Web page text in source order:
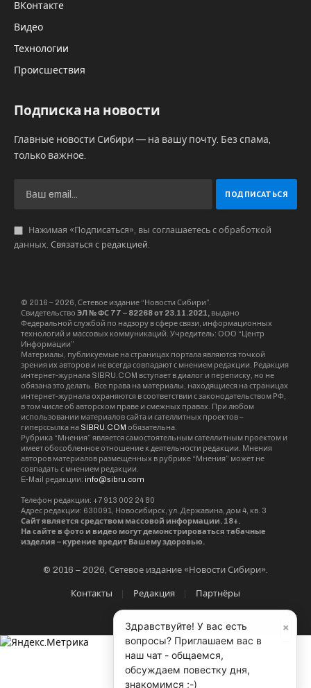
ВКонтакте
Видео
Технологии
Происшествия
Подписка на новости
Главные новости Сибири — на вашу почту. Без спама,
только важное.
Нажимая «Подписаться», вы соглашаетесь с обработкой
данных. Связаться с редакцией.
© 2016 – 2026, Сетевое издание “Новости Сибири”.
Свидетельство ЭЛ № ФС 77 – 82268 от 23.11.2021, выдано
Федеральной службой по надзору в сфере связи, информационных
технологий и массовых коммуникаций. Учредитель: ООО “Центр
Информации”
Материалы, публикуемые на страницах портала являются точкой
зрения их авторов и не всегда совпадают с мнением редакции. Редакция
интернет-журнала SIBRU.COM вступает в диалог и переписку, но не
обязана это делать. Все права на материалы, находящиеся на страницах
интернет-журнала охраняются в соответствии с законодательством РФ,
в том числе об авторском праве и смежных правах. При любом
использовании материалов сайта и сателлитных проектов –
гиперссылка на SIBRU.COM обязательна.
Рубрика “Мнения” является самостоятельным сателлитным проектом и
имеет обособленное отношение к деятельности редакции. Мнения
авторов материалов размещенных в рубрике “Мнения” может не
совпадать с мнением редакции.
E-Mail редакции: info@sibru.com
Телефон редакции: +7 913 002 24 80
Адрес редакции: 630091, Новосибирск, ул. Державина, дом 4, кв. 3
Сайт является средством массовой информации. 18+.
На сайте в фото и видео могут демонстрироваться табачные
изделия – курение вредит Вашему здоровью.
© 2016 – 2026, Сетевое издание «Новости Сибири».
Контакты Редакция Партнёры
×
Здравствуйте! У вас есть
вопросы? Приглашаем вас в
наш чат - общаемся,
обсуждаем повестку дня,
знакомимся ;-)